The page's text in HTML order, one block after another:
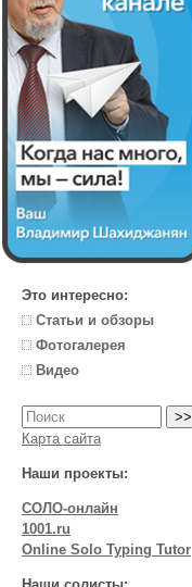
Это интересно:
Статьи и обзоры
Фотогалерея
Видео
Карта сайта
Наши проекты:
СОЛО-онлайн
1001.ru
Online Solo Typing Tutor